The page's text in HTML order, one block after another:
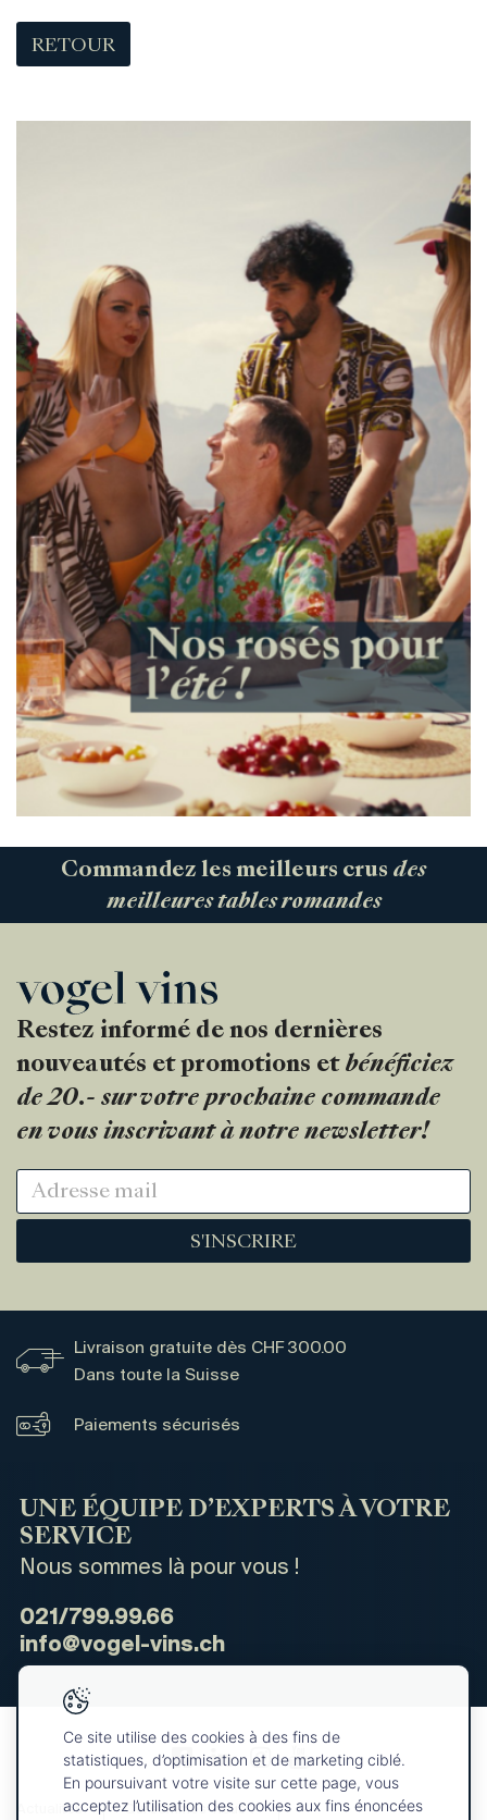
RETOUR
Commandez les meilleurs crus des
meilleures tables romandes
Restez informé de nos dernières
nouveautés et promotions et bénéficiez
de 20.- sur votre prochaine commande
en vous inscrivant à notre newsletter!
S'INSCRIRE
Livraison gratuite dès CHF 300.00
Dans toute la Suisse
Paiements sécurisés
UNE ÉQUIPE D’EXPERTS À VOTRE
SERVICE
Nous sommes là pour vous !
021/799.99.66
info@vogel-vins.ch
Actualités Qui sommes-nous ?
Ce site utilise des cookies à des fins de
statistiques, d’optimisation et de marketing ciblé.
En poursuivant votre visite sur cette page, vous
acceptez l’utilisation des cookies aux fins énoncées